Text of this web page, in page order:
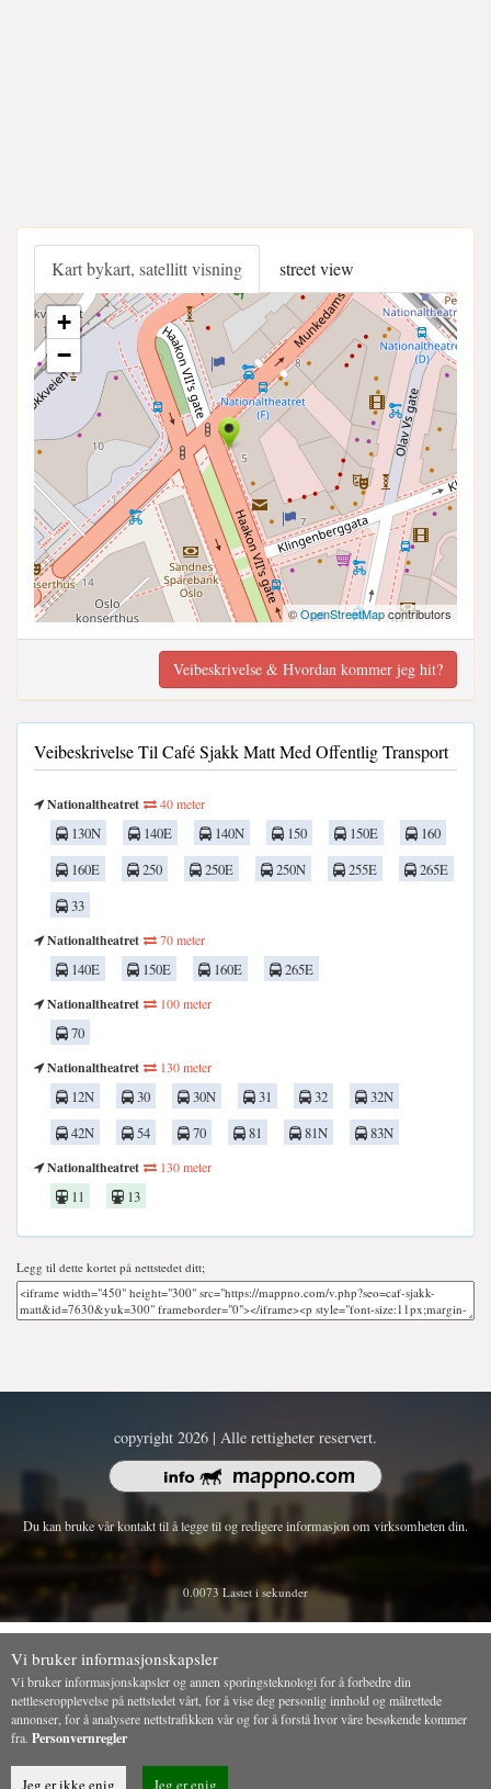
Kart bykart, satellitt visning street view
+
−
©OpenStreetMapcontributors
Veibeskrivelse & Hvordan kommer jeg hit?
Veibeskrivelse Til Café Sjakk Matt Med Offentlig Transport
Nationaltheatret 40 meter
130N 140E 140N 150 150E
160
160E
250 250E 250N 255E
265E
33
Nationaltheatret
70 meter
140E 150E 160E
265E
Nationaltheatret
100 meter
70
Nationaltheatret
130 meter
12N 30 30N 31 32
32N
42N
54 70 81 81N
83N
Nationaltheatret
130 meter
11 13
Legg til dette kortet på nettstedet ditt;
copyright 2026 | Alle rettigheter reservert.
Du kan bruke vår kontakt til å legge til og redigere informasjon om virksomheten din.
0.0073 Lastet i sekunder
Vi bruker informasjonskapsler
Vi bruker informasjonskapsler og annen sporingsteknologi for å forbedre din
nettleseropplevelse på nettstedet vårt, for å vise deg personlig innhold og målrettede
annonser, for å analysere nettstrafikken vår og for å forstå hvor våre besøkende kommer
fra. Personvernregler
Jeg er ikke enig Jeg er enig